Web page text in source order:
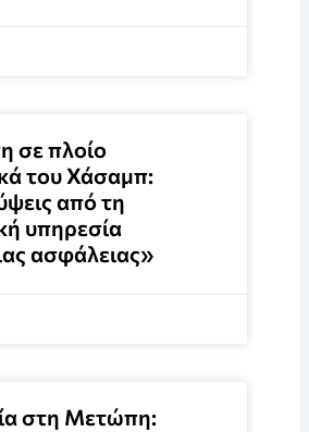
σε πλοίο
του Χάσαμπ:
από τη
υπηρεσία
ασφάλειας»
στη Μετώπη: